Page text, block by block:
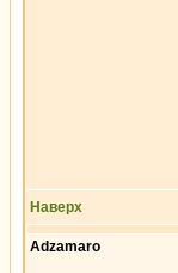
Наверх
Adzamaro